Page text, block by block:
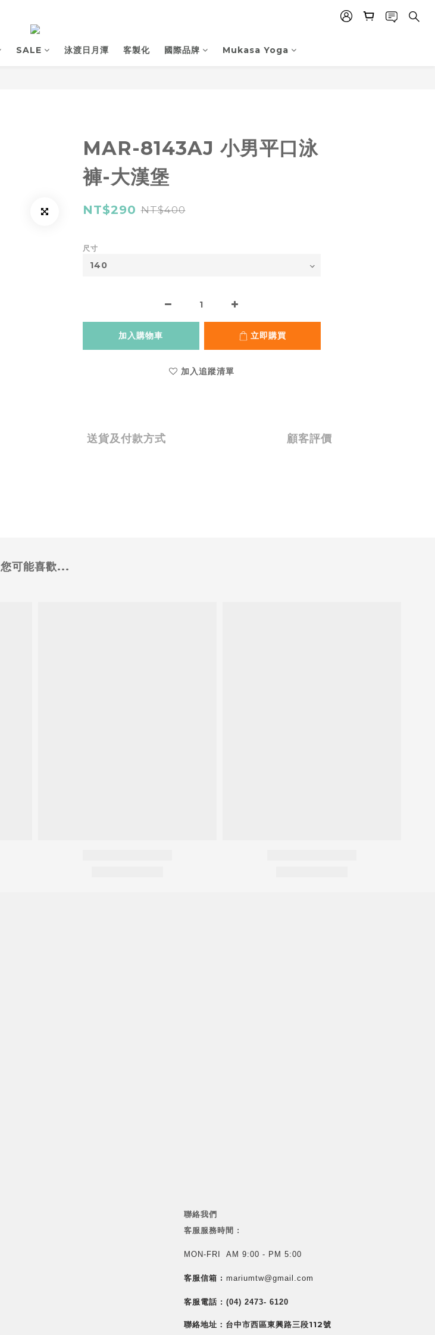
SALE 泳渡日月潭 客製化 國際品牌 Mukasa Yoga
MAR-8143AJ 小男平口泳
褲-大漢堡
NT$290 NT$400
尺寸
加入購物車 立即購買
加入追蹤清單
送貨及付款方式 顧客評價
您可能喜歡...
聯絡我們
客服服務時間 :
MON-FRI AM 9:00 - PM 5:00
客服信箱 : mariumtw@gmail.com
客服電話 : (04) 2473- 6120
聯絡地址：台中市西區東興路三段112號